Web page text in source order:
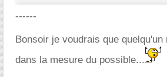
------
Bonsoir je voudrais que quelqu'un
dans la mesure du possible...